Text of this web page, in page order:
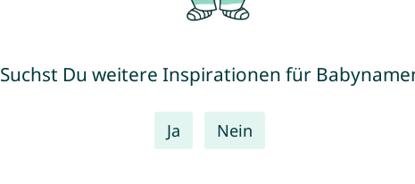
Suchst Du weitere Inspirationen für
Ja Nein